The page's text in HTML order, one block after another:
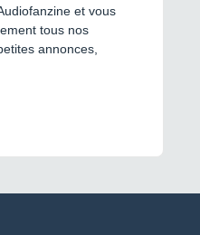
et vous
tous nos
annonces,